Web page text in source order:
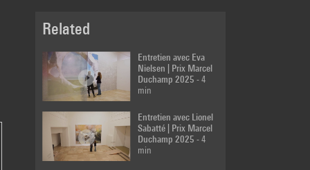
Katinka Bock | Prix
Marcel Duchamp
2019- 2 min
Ida Tursic et
Wilfried Mile | Prix
Marcel Duchamp
Related
Entretien avec Eva
Nielsen | Prix Marcel
Duchamp 2025 - 4
min
Entretien avec Lionel
Sabatté | Prix Marcel
Duchamp 2025 - 4
min